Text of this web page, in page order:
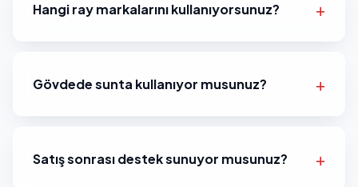
Hangi ray markalarını kullanıyorsunuz?
Gövdede sunta kullanıyor musunuz?
Satış sonrası destek sunuyor musunuz?